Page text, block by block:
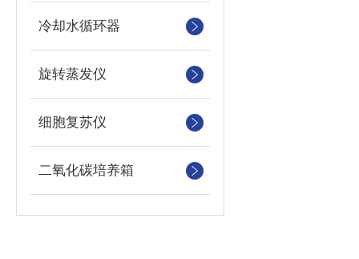
冷却水循环器
旋转蒸发仪
细胞复苏仪
二氧化碳培养箱